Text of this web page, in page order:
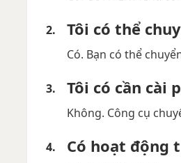
Tôi có thể
Có. Bạn có thể
Tôi có cần cài
Không. Công cụ
Có hoạt động